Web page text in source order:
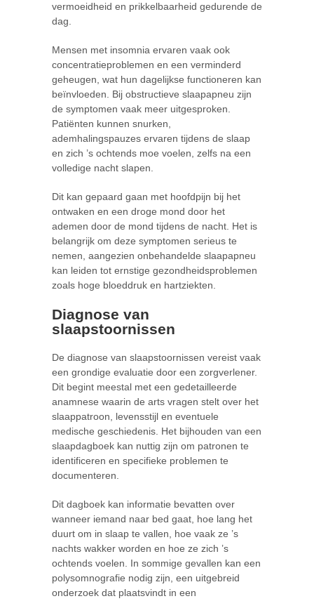
vermoeidheid en prikkelbaarheid gedurende de
dag.
Mensen met insomnia ervaren vaak ook
concentratieproblemen en een verminderd
geheugen, wat hun dagelijkse functioneren kan
beïnvloeden. Bij obstructieve slaapapneu zijn
de symptomen vaak meer uitgesproken.
Patiënten kunnen snurken,
ademhalingspauzes ervaren tijdens de slaap
en zich ’s ochtends moe voelen, zelfs na een
volledige nacht slapen.
Dit kan gepaard gaan met hoofdpijn bij het
ontwaken en een droge mond door het
ademen door de mond tijdens de nacht. Het is
belangrijk om deze symptomen serieus te
nemen, aangezien onbehandelde slaapapneu
kan leiden tot ernstige gezondheidsproblemen
zoals hoge bloeddruk en hartziekten.
Diagnose van
slaapstoornissen
De diagnose van slaapstoornissen vereist vaak
een grondige evaluatie door een zorgverlener.
Dit begint meestal met een gedetailleerde
anamnese waarin de arts vragen stelt over het
slaappatroon, levensstijl en eventuele
medische geschiedenis. Het bijhouden van een
slaapdagboek kan nuttig zijn om patronen te
identificeren en specifieke problemen te
documenteren.
Dit dagboek kan informatie bevatten over
wanneer iemand naar bed gaat, hoe lang het
duurt om in slaap te vallen, hoe vaak ze ’s
nachts wakker worden en hoe ze zich ’s
ochtends voelen. In sommige gevallen kan een
polysomnografie nodig zijn, een uitgebreid
onderzoek dat plaatsvindt in een